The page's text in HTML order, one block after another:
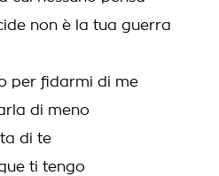
non è la tua guerra
per fidarmi di me
di meno
di te
ti tengo